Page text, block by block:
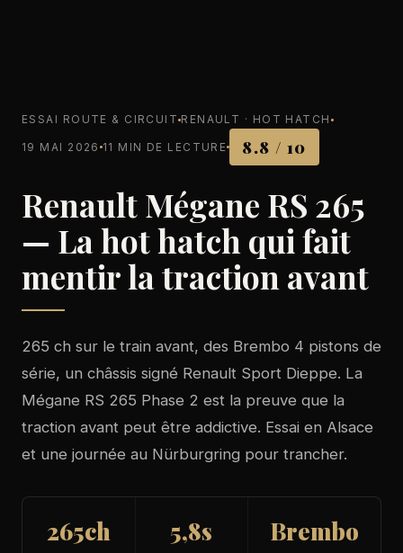
ESSAI ROUTE & CIRCUIT RENAULT · HOT HATCH
19 MAI 2026 11 MIN DE LECTURE 8.8 / 10
Renault Mégane RS 265
— La hot hatch qui fait
mentir la traction avant
265 ch sur le train avant, des Brembo 4 pistons de
série, un châssis signé Renault Sport Dieppe. La
Mégane RS 265 Phase 2 est la preuve que la
traction avant peut être addictive. Essai en Alsace
et une journée au Nürburgring pour trancher.
265ch 5,8s Brembo